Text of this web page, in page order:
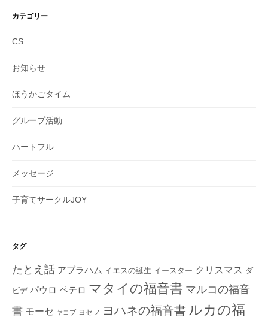
イ
カテゴリー
CS
お知らせ
ほうかごタイム
グループ活動
ハートフル
メッセージ
子育てサークルJOY
タグ
たとえ話 アブラハム イエスの誕生 イースター クリスマス ダ
ビデ パウロ ペテロ マタイの福音書 マルコの福音
書 モーセ ヤコブ ヨセフ ヨハネの福音書 ルカの福